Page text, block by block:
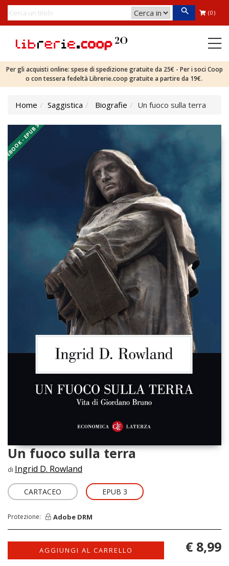
(0)
Per gli acquisti online: spese di spedizione gratuite da 25€ - Per i soci Coop
o con tessera fedeltà Librerie.coop gratuite a partire da 19€.
Home Saggistica Biografie Un fuoco sulla terra
EBOOK - EPUB 3
Un fuoco sulla terra
di Ingrid D. Rowland
CARTACEO EPUB 3
Protezione: Adobe DRM
AGGIUNGI AL CARRELLO € 8,99